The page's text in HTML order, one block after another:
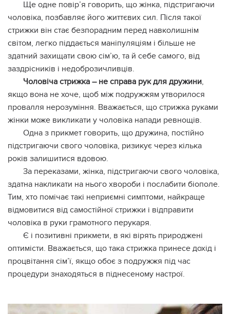
Ще одне повір’я говорить, що жінка, підстригаючи
чоловіка, позбавляє його життєвих сил. Після такої
стрижки він стає безпорадним перед навколишнім
світом, легко піддається маніпуляціям і більше не
здатний захищати свою сім’ю, та й себе самого, від
заздрісників і недоброзичливців.
Чоловіча стрижка – не справа рук для дружини,
якщо вона не хоче, щоб між подружжям утворилося
провалля нерозуміння. Вважається, що стрижка руками
жінки може викликати у чоловіка напади ревнощів.
Одна з прикмет говорить, що дружина, постійно
підстригаючи свого чоловіка, ризикує через кілька
років залишитися вдовою.
За переказами, жінка, підстригаючи свого чоловіка,
здатна накликати на нього хвороби і послабити біополе.
Тим, хто помічає такі неприємні симптоми, найкраще
відмовитися від самостійної стрижки і відправити
чоловіка в руки грамотного перукаря.
Є і позитивні прикмети, в які вірять природжені
оптимісти. Вважається, що така стрижка принесе дохід і
процвітання сім’ї, якщо обоє з подружжя під час
процедури знаходяться в піднесеному настрої.